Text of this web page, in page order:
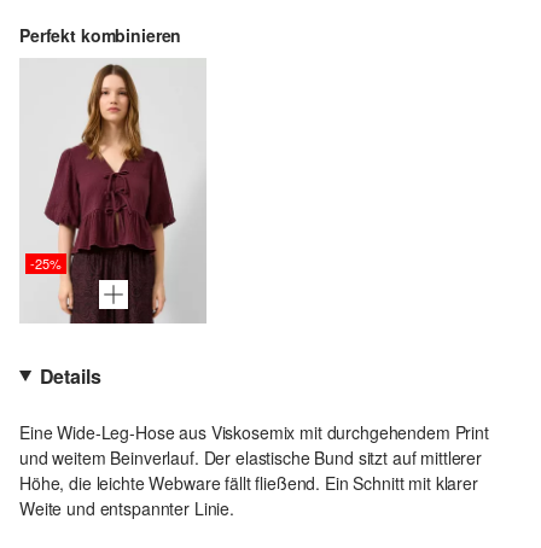
Perfekt kombinieren
-25%
Details
Eine Wide-Leg-Hose aus Viskosemix mit durchgehendem Print
und weitem Beinverlauf. Der elastische Bund sitzt auf mittlerer
Höhe, die leichte Webware fällt fließend. Ein Schnitt mit klarer
Weite und entspannter Linie.